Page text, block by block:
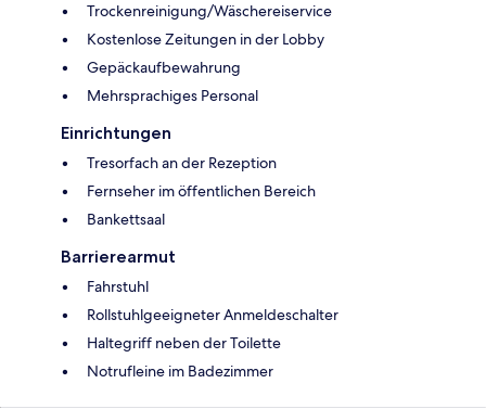
Trockenreinigung/Wäschereiservice
Kostenlose Zeitungen in der Lobby
Gepäckaufbewahrung
Mehrsprachiges Personal
Einrichtungen
Tresorfach an der Rezeption
Fernseher im öffentlichen Bereich
Bankettsaal
Barrierearmut
Fahrstuhl
Rollstuhlgeeigneter Anmeldeschalter
Haltegriff neben der Toilette
Notrufleine im Badezimmer